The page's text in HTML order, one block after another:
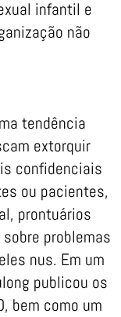
infantil e
não
tendência
extorquir
confidenciais
ou pacientes,
prontuários
problemas
nus. Em um
publicou os
bem como um